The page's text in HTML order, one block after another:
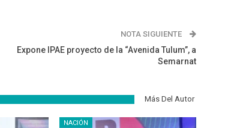
NOTA SIGUIENTE
Expone IPAE proyecto de la “Avenida Tulum”, a
Semarnat
Más Del Autor
NACIÓN